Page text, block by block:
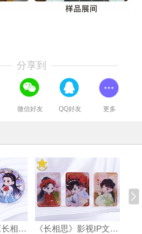
分享到
微信好友 QQ好友 更多
影视IP衍生品《长相思》双闪吧唧 《长相思》影视IP文创亚克力流沙麻将